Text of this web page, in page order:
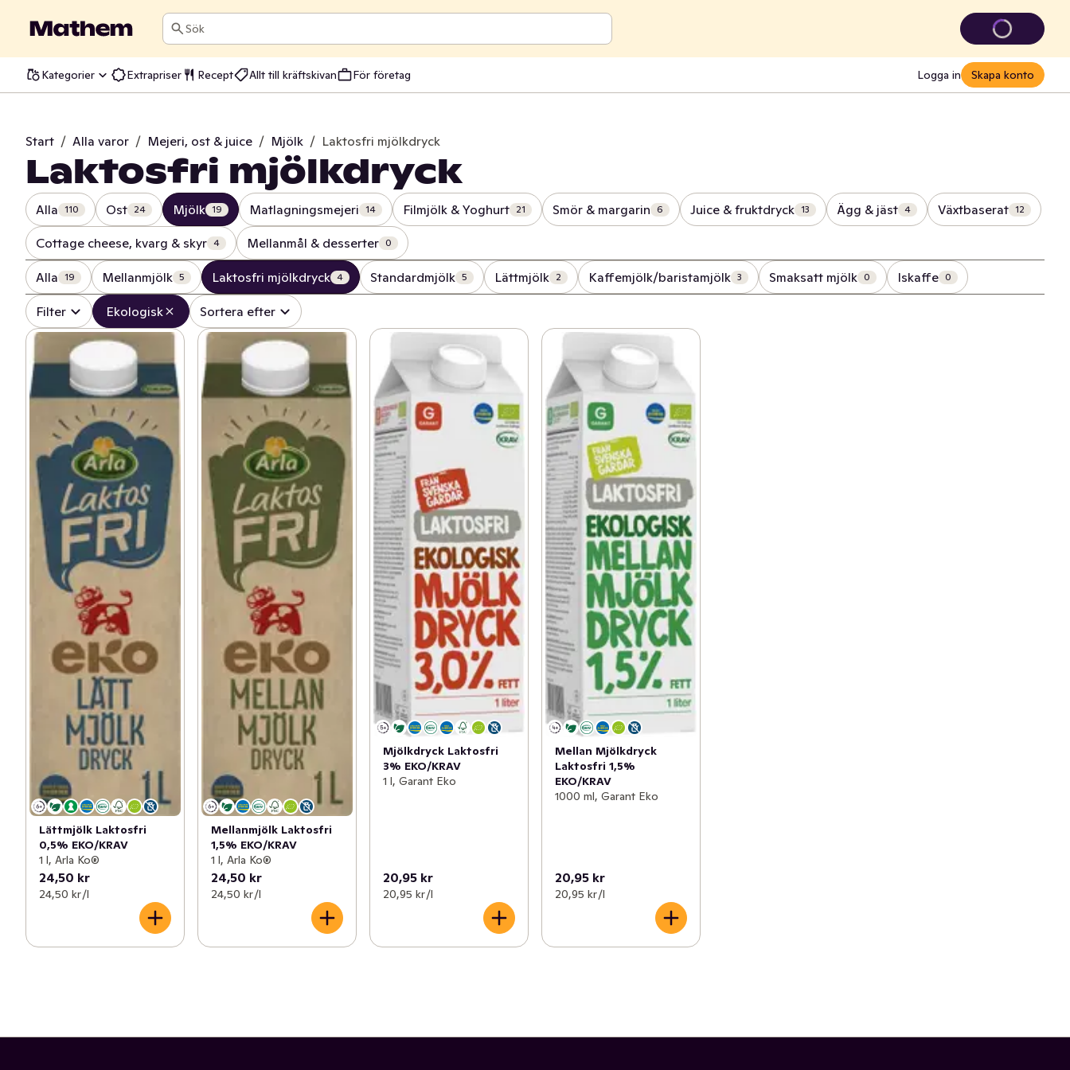
Sök
Kategorier Extrapriser Recept Allt till kräftskivan För företag Logga in Skapa konto
Start / Alla varor / Mejeri, ost & juice / Mjölk / Laktosfri mjölkdryck
Laktosfri mjölkdryck
Alla 110 Ost 24 Mjölk 19 Matlagningsmejeri 14 Filmjölk & Yoghurt 21 Smör & margarin 6 Juice & fruktdryck 13 Ägg & jäst 4 Växtbaserat 12
Cottage cheese, kvarg & skyr 4 Mellanmål & desserter 0
Alla 19 Mellanmjölk 5 Laktosfri mjölkdryck 4 Standardmjölk 5 Lättmjölk 2 Kaffemjölk/baristamjölk 3 Smaksatt mjölk 0 Iskaffe 0
Filter Sortera efter
Ekologisk
Lättmjölk Laktosfri
0,5% EKO/KRAV
1 l, Arla Ko®
24,50 kr
24,50 kr /l
Mellanmjölk Laktosfri
1,5% EKO/KRAV
1 l, Arla Ko®
24,50 kr
24,50 kr /l
Mjölkdryck Laktosfri
3% EKO/KRAV
1 l, Garant Eko
20,95 kr
20,95 kr /l
Mellan Mjölkdryck
Laktosfri 1,5%
EKO/KRAV
1000 ml, Garant Eko
20,95 kr
20,95 kr /l